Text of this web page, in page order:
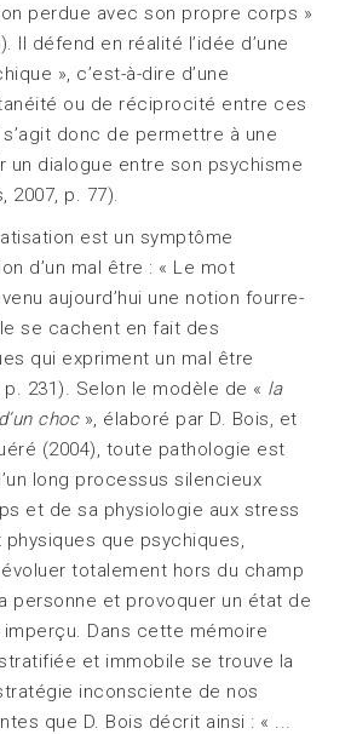
perdue avec son propre corps »
Il défend en réalité l’idée d’une
», c’est-à-dire d’une
ou de réciprocité entre ces
donc de permettre à une
un dialogue entre son psychisme
2007, p. 77).
est un symptôme
d’un mal être : « Le mot
aujourd’hui une notion fourre-
se cachent en fait des
qui expriment un mal être
p. 231). Selon le modèle de « la
choc», élaboré par D. Bois, et
(2004), toute pathologie est
long processus silencieux
et de sa physiologie aux stress
que psychiques,
totalement hors du champ
personne et provoquer un état de
Dans cette mémoire
et immobile se trouve la
inconsciente de nos
que D. Bois décrit ainsi : « ...